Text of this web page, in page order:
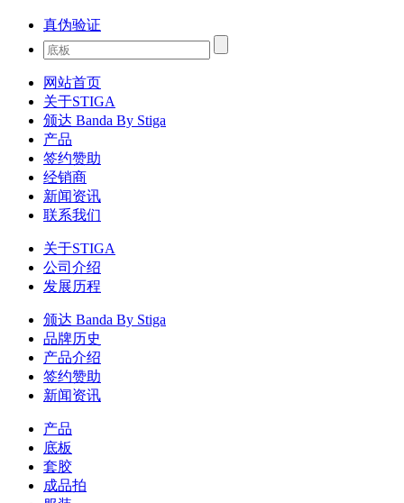
真伪验证
网站首页
关于STIGA
颁达 Banda By Stiga
产品
签约赞助
经销商
新闻资讯
联系我们
关于STIGA
公司介绍
发展历程
颁达 Banda By Stiga
品牌历史
产品介绍
签约赞助
新闻资讯
产品
底板
套胶
成品拍